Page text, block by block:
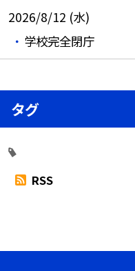
2026/8/12 (水)
学校完全閉庁
タグ
RSS